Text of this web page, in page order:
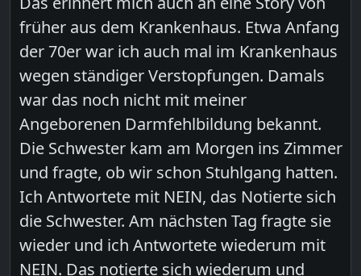
früher aus dem Krankenhaus. Etwa Anfang
der 70er war ich auch mal im Krankenhaus
wegen ständiger Verstopfungen. Damals
war das noch nicht mit meiner
Angeborenen Darmfehlbildung bekannt.
Die Schwester kam am Morgen ins Zimmer
und fragte, ob wir schon Stuhlgang hatten.
Ich Antwortete mit NEIN, das Notierte sich
die Schwester. Am nächsten Tag fragte sie
wieder und ich Antwortete wiederum mit
NEIN. Das notierte sich wiederum und